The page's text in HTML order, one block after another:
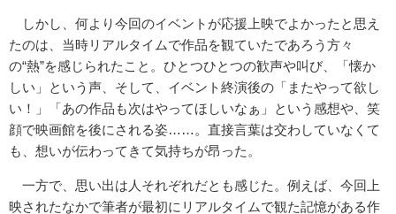
しかし、何より今回のイベントが応援上映でよかったと思え
たのは、当時リアルタイムで作品を観ていたであろう方々
の“熱”を感じられたこと。ひとつひとつの歓声や叫び、「懐か
しい」という声、そして、イベント終演後の「またやって欲し
い！」「あの作品も次はやってほしいなぁ」という感想や、笑
顔で映画館を後にされる姿……。直接言葉は交わしていなくて
も、想いが伝わってきて気持ちが昂った。
一方で、思い出は人それぞれだとも感じた。例えば、今回上
映されたなかで筆者が最初にリアルタイムで観た記憶がある作